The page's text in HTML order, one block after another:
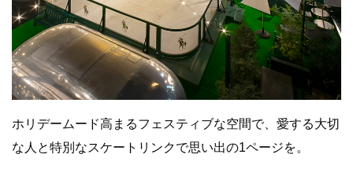
ホリデームード高まるフェスティブな空間で、愛する大切
な人と特別なスケートリンクで思い出の1ページを。